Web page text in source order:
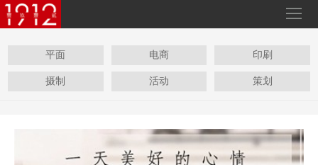
平面 电商 印刷
摄制 活动 策划